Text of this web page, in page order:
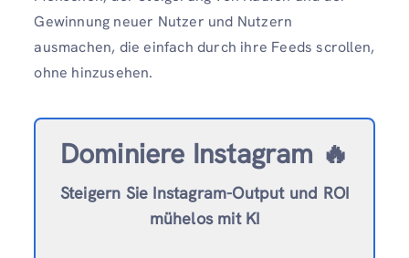
Gewinnung neuer Nutzer und Nutzern
ausmachen, die einfach durch ihre Feeds scrollen,
ohne hinzusehen.
Dominiere Instagram 🔥
Steigern Sie Instagram-Output und ROI
mühelos mit KI